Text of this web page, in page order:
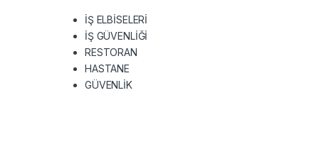
İŞ ELBİSELERİ
İŞ GÜVENLİĞİ
RESTORAN
HASTANE
GÜVENLİK